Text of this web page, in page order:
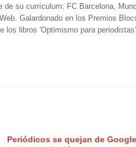
su currículum: FC Barcelona,
Galardonado en los Premios
los libros 'Optimismo para
Periódicos se quejan de